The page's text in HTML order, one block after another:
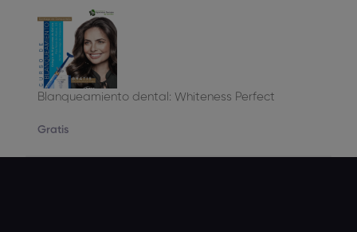
Blanqueamiento dental: Whiteness Perfect
Gratis